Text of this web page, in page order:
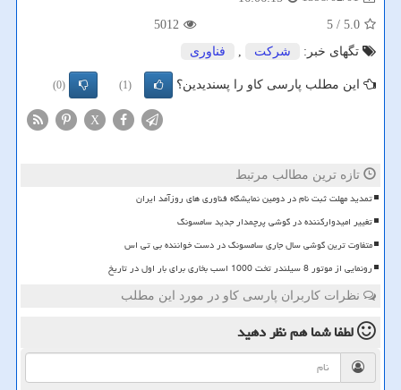
5.0
/ 5
5012
تگهای خبر:
شركت فناوری
این مطلب پارسی کاو را پسندیدین؟ (1)
(0)
X
تازه ترین مطالب مرتبط
تمدید مهلت ثبت نام در دومین نمایشگاه فناوری های روزآمد ایران
تغییر امیدوارکننده در گوشی پرچمدار جدید سامسونگ
متفاوت ترین گوشی سال جاری سامسونگ در دست خواننده بی تی اس
رونمایی از موتور 8 سیلندر تخت 1000 اسب بخاری برای بار اول در تاریخ
نظرات کاربران پارسی کاو در مورد این مطلب
لطفا شما همنظر دهید